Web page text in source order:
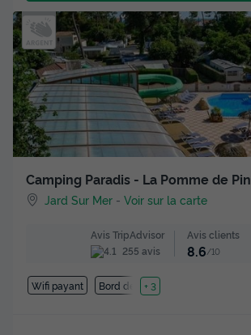
Camping Paradis - La Pomme de Pin
Jard Sur Mer -Voir sur la carte
Avis TripAdvisor
255 avis
Avis clients
8.6/10
Wifi payant Bord de mer
+ 3